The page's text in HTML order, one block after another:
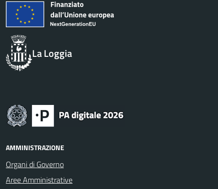
La Loggia
AMMINISTRAZIONE
Organi di Governo
Aree Amministrative